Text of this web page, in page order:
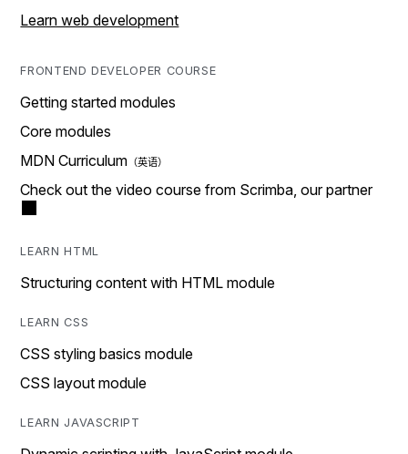
Learn web development
FRONTEND DEVELOPER COURSE
Getting started modules
Core modules
MDN Curriculum
Check out the video course from Scrimba, our partner
LEARN HTML
Structuring content with HTML module
LEARN CSS
CSS styling basics module
CSS layout module
LEARN JAVASCRIPT